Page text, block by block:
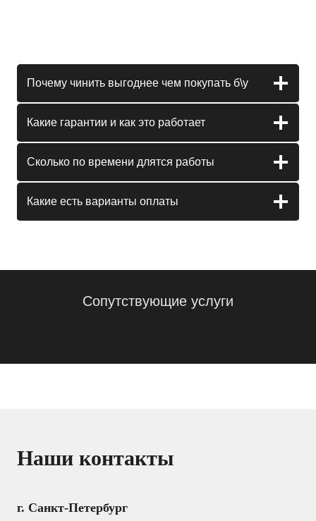
Почему чинить выгоднее чем покупать б\у
Какие гарантии и как это работает
Сколько по времени длятся работы
Какие есть варианты оплаты
Сопутствующие услуги
Наши контакты
г. Санкт-Петербург